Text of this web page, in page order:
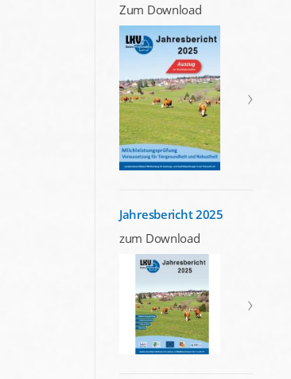
Zum Download
Jahresbericht 2025
zum Download